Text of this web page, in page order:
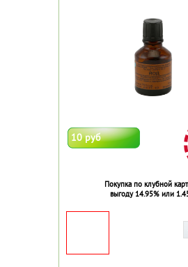
10 руб
Покупка по клубной
выгоду 14.95% или